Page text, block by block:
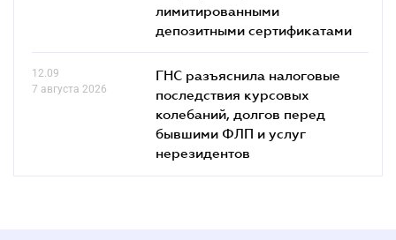
лимитированными
депозитными сертификатами
12.09
7 августа 2026
ГНС разъяснила налоговые
последствия курсовых
колебаний, долгов перед
бывшими ФЛП и услуг
нерезидентов